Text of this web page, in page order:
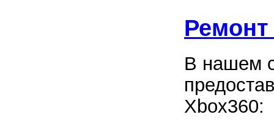
В нашем
Xbox360: